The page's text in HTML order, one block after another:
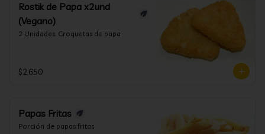
Rostik de Papa x2und
(Vegano)
2 Unidades. Croquetas de papa
$2.650
Papas Fritas
Porción de papas fritas